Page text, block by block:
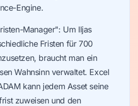
Engine.
Manager": Um Iljas
Fristen für 700
braucht man ein
Wahnsinn verwaltet. Excel
kann jedem Asset seine
zuweisen und den